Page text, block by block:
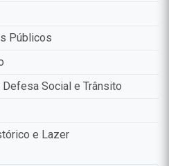
Públicos
Social e Trânsito
e Lazer